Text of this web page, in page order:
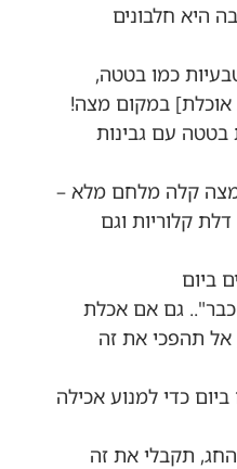
היא חלבונים
כמו בטטה,
אוכלת] במקום מצה!
עם גבינות
קלה מלחם מלא –
קלוריות וגם
גם אם אכלת
תהפכי את זה
מים ביום כדי למנוע אכילה
תקבלי את זה